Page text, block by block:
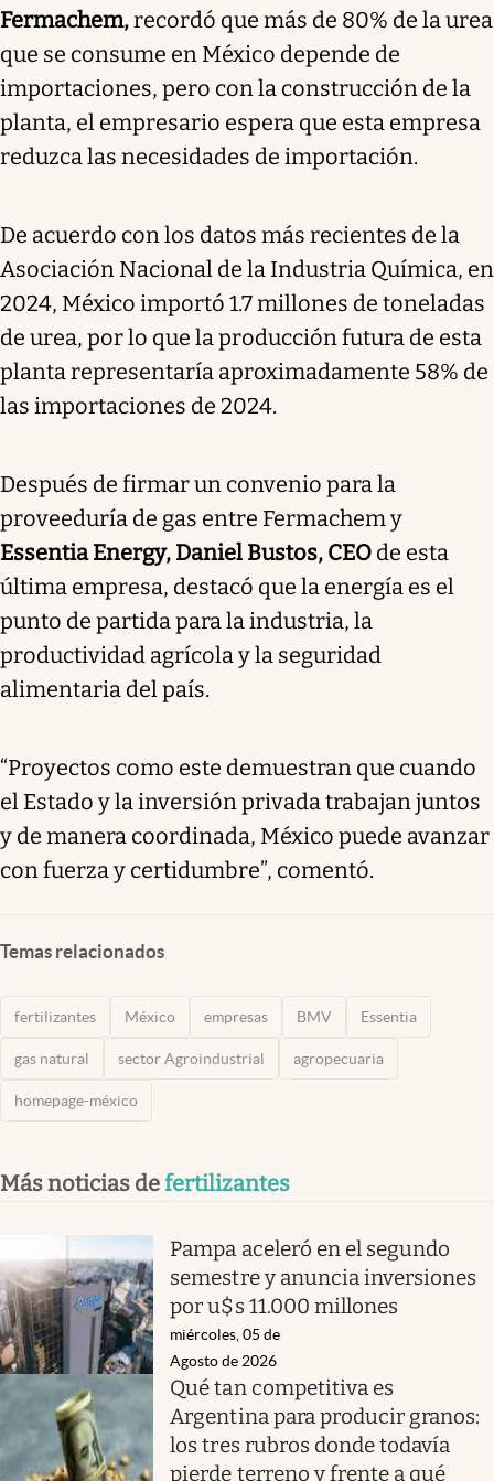
Fermachem,recordó que más de 80% de la urea
que se consume en México depende de
importaciones, pero con la construcción de la
planta, el empresario espera que esta empresa
reduzca las necesidades de importación.
De acuerdo con los datos más recientes de la
Asociación Nacional de la Industria Química, en
2024, México importó 1.7 millones de toneladas
de urea, por lo que la producción futura de esta
planta representaría aproximadamente 58% de
las importaciones de 2024.
Después de firmar un convenio para la
proveeduría de gas entre Fermachem y
Essentia Energy, Daniel Bustos, CEO de esta
última empresa, destacó que la energía es el
punto de partida para la industria, la
productividad agrícola y la seguridad
alimentaria del país.
“Proyectos como este demuestran que cuando
el Estado y la inversión privada trabajan juntos
y de manera coordinada, México puede avanzar
con fuerza y certidumbre”, comentó.
Temas relacionados
fertilizantes México empresas BMV Essentia
gas natural sector Agroindustrial agropecuaria
homepage-méxico
Más noticias defertilizantes
Pampa aceleró en el segundo
semestre y anuncia inversiones
por u$s 11.000 millones
miércoles, 05 de
Agosto de 2026
Qué tan competitiva es
Argentina para producir granos:
los tres rubros donde todavía
pierde terreno y frente a qué